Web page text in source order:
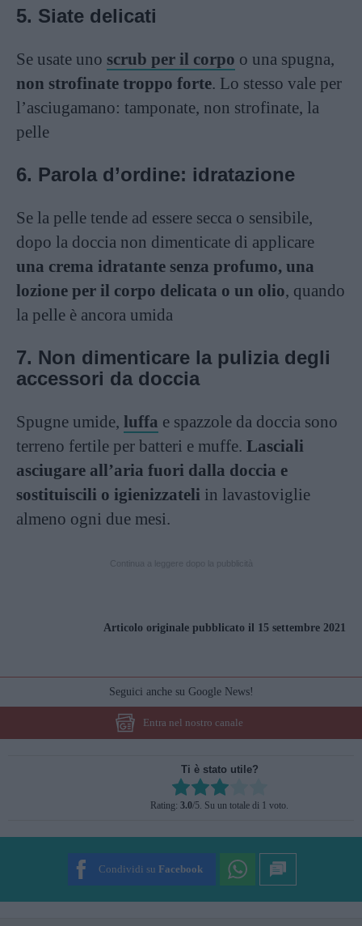
5. Siate delicati
Se usate uno scrub per il corpo o una spugna,
non strofinate troppo forte. Lo stesso vale per
l’asciugamano: tamponate, non strofinate, la
pelle
6. Parola d’ordine: idratazione
Se la pelle tende ad essere secca o sensibile,
dopo la doccia non dimenticate di applicare
una crema idratante senza profumo, una
lozione per il corpo delicata o un olio, quando
la pelle è ancora umida
7. Non dimenticare la pulizia degli
accessori da doccia
Spugne umide, luffa e spazzole da doccia sono
terreno fertile per batteri e muffe. Lasciali
asciugare all’aria fuori dalla doccia e
sostituiscili o igienizzateli in lavastoviglie
almeno ogni due mesi.
Articolo originale pubblicato il 15 settembre 2021
Seguici anche su Google News!
Entra nel nostro canale
Ti è stato utile?
Rate this item:
SUBMIT RATING
Rating: 3.0/5. Su un totale di 1 voto.
Condividi su Facebook